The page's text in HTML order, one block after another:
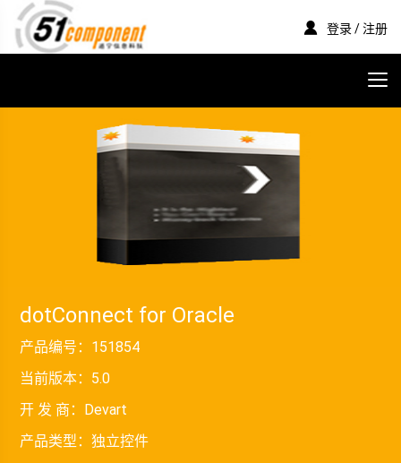
登录 / 注册
dotConnect for Oracle
产品编号： 151854
当前版本： 5.0
开 发 商： Devart
产品类型：独立控件